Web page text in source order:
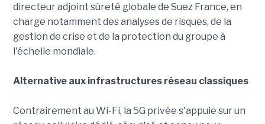
directeur adjoint sûreté globale de Suez France, en
charge notamment des analyses de risques, de la
gestion de crise et de la protection du groupe à
l'échelle mondiale.
Alternative aux infrastructures réseau classiques
Contrairement au Wi-Fi, la 5G privée s'appuie sur un